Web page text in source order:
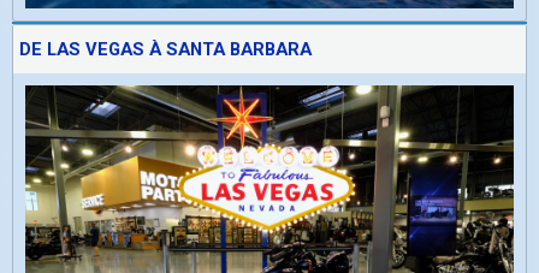
DE LAS VEGAS À SANTA BARBARA